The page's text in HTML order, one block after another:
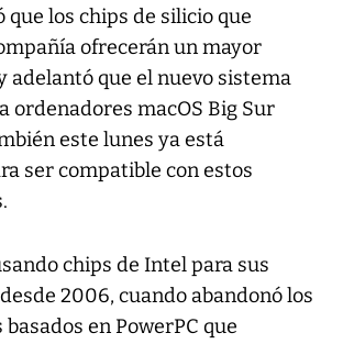
que los chips de silicio que
ofrecerán un mayor
adelantó que el nuevo sistema
ordenadores macOS Big Sur
este lunes ya está
ser compatible con estos
chips de Intel para sus
2006, cuando abandonó los
en PowerPC que